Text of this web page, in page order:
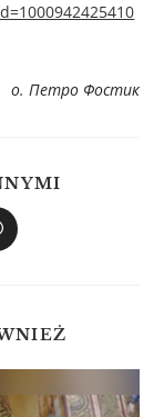
о. Петро Фостик